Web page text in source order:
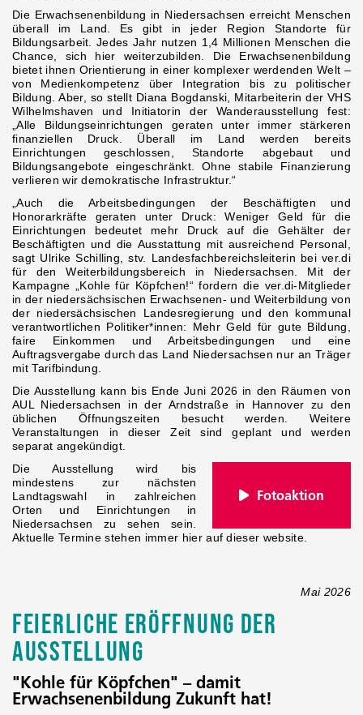
Die Erwachsenenbildung in Niedersachsen erreicht Menschen
überall im Land. Es gibt in jeder Region Standorte für
Bildungsarbeit. Jedes Jahr nutzen 1,4 Millionen Menschen die
Chance, sich hier weiterzubilden. Die Erwachsenenbildung
bietet ihnen Orientierung in einer komplexer werdenden Welt –
von Medienkompetenz über Integration bis zu politischer
Bildung. Aber, so stellt Diana Bogdanski, Mitarbeiterin der VHS
Wilhelmshaven und Initiatorin der Wanderausstellung fest:
„Alle Bildungseinrichtungen geraten unter immer stärkeren
finanziellen Druck. Überall im Land werden bereits
Einrichtungen geschlossen, Standorte abgebaut und
Bildungsangebote eingeschränkt. Ohne stabile Finanzierung
verlieren wir demokratische Infrastruktur.“
„Auch die Arbeitsbedingungen der Beschäftigten und
Honorarkräfte geraten unter Druck: Weniger Geld für die
Einrichtungen bedeutet mehr Druck auf die Gehälter der
Beschäftigten und die Ausstattung mit ausreichend Personal,
sagt Ulrike Schilling, stv. Landesfachbereichsleiterin bei ver.di
für den Weiterbildungsbereich in Niedersachsen. Mit der
Kampagne „Kohle für Köpfchen!“ fordern die ver.di-Mitglieder
in der niedersächsischen Erwachsenen- und Weiterbildung von
der niedersächsischen Landesregierung und den kommunal
verantwortlichen Politiker*innen: Mehr Geld für gute Bildung,
faire Einkommen und Arbeitsbedingungen und eine
Auftragsvergabe durch das Land Niedersachsen nur an Träger
mit Tarifbindung.
Die Ausstellung kann bis Ende Juni 2026 in den Räumen von
AUL Niedersachsen in der Arndstraße in Hannover zu den
üblichen Öffnungszeiten besucht werden. Weitere
Veranstaltungen in dieser Zeit sind geplant und werden
separat angekündigt.
Fotoaktion
Die Ausstellung wird bis
mindestens zur nächsten
Landtagswahl in zahlreichen
Orten und Einrichtungen in
Niedersachsen zu sehen sein.
Aktuelle Termine stehen immer hier auf dieser website.
Mai 2026
FEIERLICHE ERÖFFNUNG DER
AUSSTELLUNG
"Kohle für Köpfchen" – damit
Erwachsenenbildung Zukunft hat!